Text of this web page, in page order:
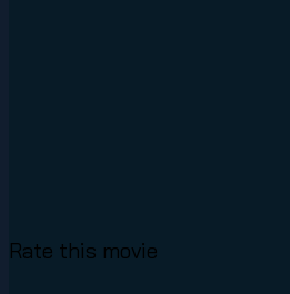
Rate this movie